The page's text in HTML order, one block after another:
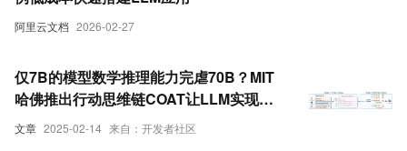
阿里云文档 2026-02-27
文章 2025-02-14 来自：开发者社区
仅7B的模型数学推理能力完虐70B？MIT
哈佛推出行动思维链COAT让LLM实现自
我反思并探索新策略